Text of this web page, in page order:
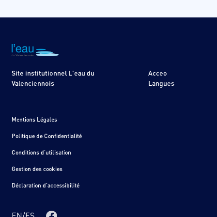
Site institutionnel L'eau du
Valenciennois
Acceo
Langues
Mentions Légales
Politique de Confidentialité
Conditions d'utilisation
Gestion des cookies
Déclaration d'accessibilité